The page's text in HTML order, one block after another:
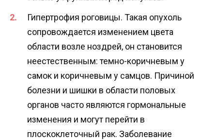
Гипертрофия роговицы. Такая опухоль
сопровождается изменением цвета
области возле ноздрей, он становится
неестественным: темно-коричневым у
самок и коричневым у самцов. Причиной
болезни и шишки в области половых
органов часто являются гормональные
изменения и могут перейти в
плоскоклеточный рак. Заболевание